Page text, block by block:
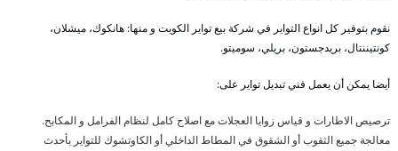
نقوم بتوفير كل انواع التواير في شركة بيع تواير الكويت و منها: هانكوك، ميشلان،
كونتيننتال، بريدجستون، بريلي، سوميتو.
أيضا يمكن أن يعمل فني تبديل تواير على:
ترصيص الاطارات و قياس زوايا العجلات مع اصلاح كامل لنظام الفرامل و المكابح.
معالجة جميع الثقوب أو الشقوق في المطاط الداخلي أو الكاوتشوك للتواير بأحدث